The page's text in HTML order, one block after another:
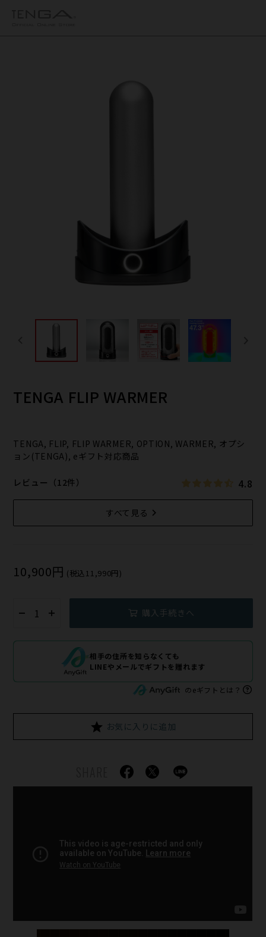
TENGA FLIP WARMER
TENGA, FLIP, FLIP WARMER, OPTION, WARMER, オプシ
ョン(TENGA), eギフト対応商品
レビュー（12件） 4.8
すべて見る
10,900円 (税込11,990円)
購入手続きへ
相手の住所を知らなくても
LINEやメールでギフトを贈れます
のeギフトとは？
お気に入りに追加